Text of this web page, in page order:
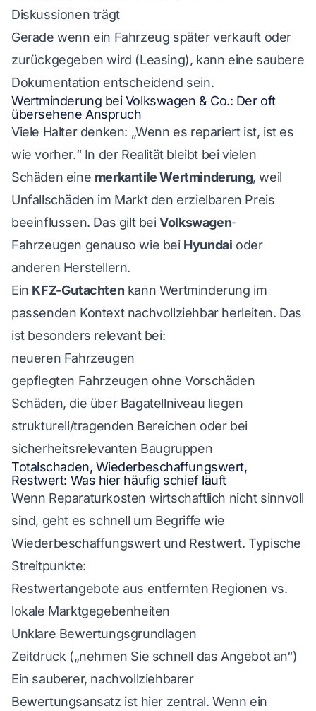
Diskussionen trägt
Gerade wenn ein Fahrzeug später verkauft oder
zurückgegeben wird (Leasing), kann eine saubere
Dokumentation entscheidend sein.
Wertminderung bei Volkswagen & Co.: Der oft
übersehene Anspruch
Viele Halter denken: „Wenn es repariert ist, ist es
wie vorher.“ In der Realität bleibt bei vielen
Schäden eine merkantile Wertminderung, weil
Unfallschäden im Markt den erzielbaren Preis
beeinflussen. Das gilt beiVolkswagen-
Fahrzeugen genauso wie bei Hyundai oder
anderen Herstellern.
Ein KFZ-Gutachten kann Wertminderung im
passenden Kontext nachvollziehbar herleiten. Das
ist besonders relevant bei:
neueren Fahrzeugen
gepflegten Fahrzeugen ohne Vorschäden
Schäden, die über Bagatellniveau liegen
strukturell/tragenden Bereichen oder bei
sicherheitsrelevanten Baugruppen
Totalschaden, Wiederbeschaffungswert,
Restwert: Was hier häufig schief läuft
Wenn Reparaturkosten wirtschaftlich nicht sinnvoll
sind, geht es schnell um Begriffe wie
Wiederbeschaffungswert und Restwert. Typische
Streitpunkte:
Restwertangebote aus entfernten Regionen vs.
lokale Marktgegebenheiten
Unklare Bewertungsgrundlagen
Zeitdruck („nehmen Sie schnell das Angebot an“)
Ein sauberer, nachvollziehbarer
Bewertungsansatz ist hier zentral. Wenn ein